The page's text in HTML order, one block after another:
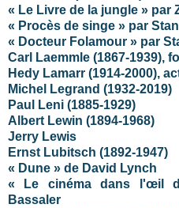
« Le Livre de la jungle » par
« Procès de singe » par
« Docteur Folamour » par
Carl Laemmle (1867-1939),
Hedy Lamarr (1914-2000),
Michel Legrand (1932-2019)
Paul Leni (1885-1929)
Albert Lewin (1894-1968)
Jerry Lewis
Ernst Lubitsch (1892-1947)
« Dune » de David Lynch
« Le cinéma dans l'œil
Bassaler